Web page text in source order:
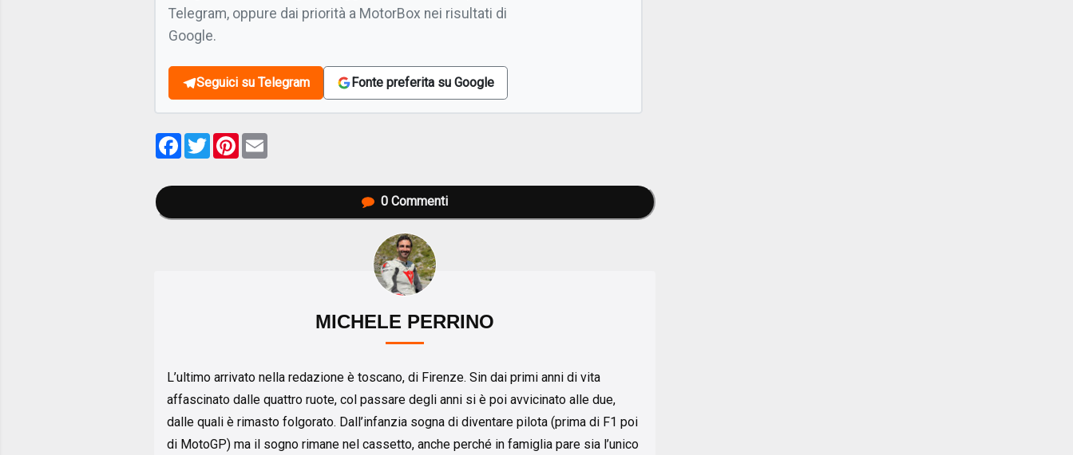
Telegram, oppure dai priorità a MotorBox nei risultati di
Google.
Seguici su Telegram Fonte preferita su Google
Facebook
TwitterPinterest
0 Commenti
MICHELE PERRINO
L’ultimo arrivato nella redazione è toscano, di Firenze. Sin dai primi anni di vita
affascinato dalle quattro ruote, col passare degli anni si è poi avvicinato alle due,
dalle quali è rimasto folgorato. Dall’infanzia sogna di diventare pilota (prima di F1 poi
di MotoGP) ma il sogno rimane nel cassetto, anche perché in famiglia pare sia l’unico